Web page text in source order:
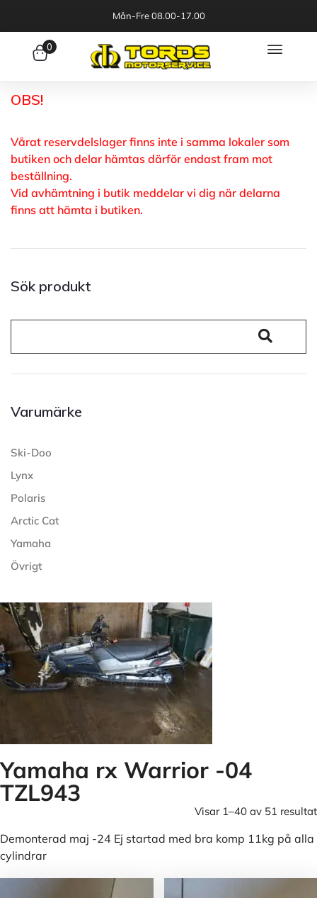
Mån-Fre 08.00-17.00
0
OBS!
Vårat reservdelslager finns inte i samma lokaler som
butiken och delar hämtas därför endast fram mot
beställning.
Vid avhämtning i butik meddelar vi dig när delarna
finns att hämta i butiken.
Sök produkt
Varumärke
Ski-Doo
Lynx
Polaris
Arctic Cat
Yamaha
Övrigt
Yamaha rx Warrior -04
TZL943
Visar 1–40 av 51 resultat
Demonterad maj -24 Ej startad med bra komp 11kg på alla
cylindrar